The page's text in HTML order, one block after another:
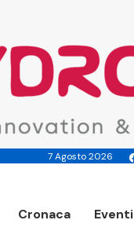
7 Agosto 2026
Cronaca Eventi